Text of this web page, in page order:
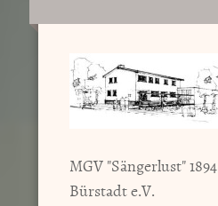
MGV "Sängerlust" 1894
Bürstadt e.V.